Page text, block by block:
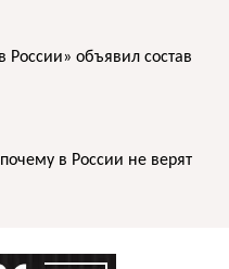
России» объявил состав
в России не верят